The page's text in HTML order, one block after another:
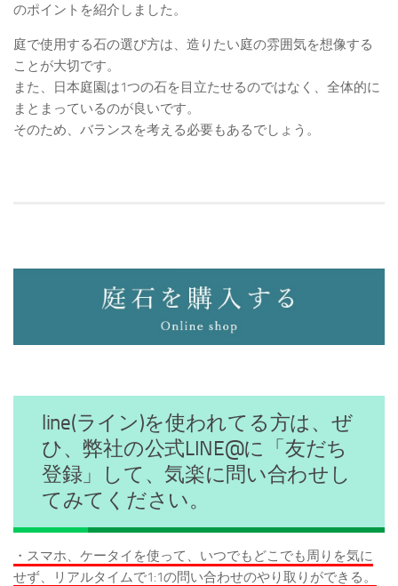
のポイントを紹介しました。
庭で使用する石の選び方は、造りたい庭の雰囲気を想像する
ことが大切です。
また、日本庭園は1つの石を目立たせるのではなく、全体的に
まとまっているのが良いです。
そのため、バランスを考える必要もあるでしょう。
line(ライン)を使われてる方は、ぜ
ひ、弊社の公式LINE@に「友だち
登録」して、気楽に問い合わせし
てみてください。
・スマホ、ケータイを使って、いつでもどこでも周りを気に
せず、リアルタイムで1:1の問い合わせのやり取りができる。